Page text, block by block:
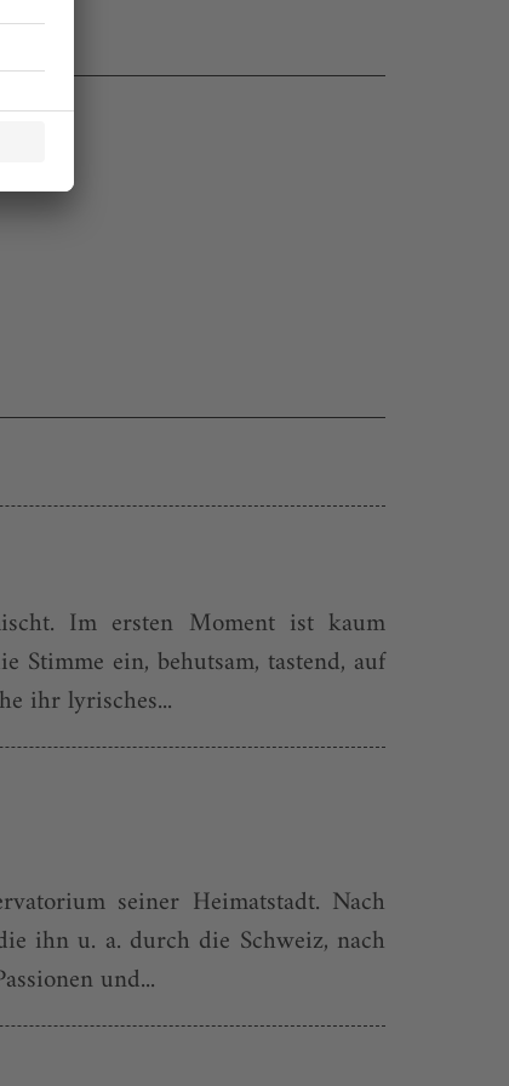
Im ersten Moment ist kaum
Stimme ein, behutsam, tastend, auf
ihr lyrisches...
seiner Heimatstadt. Nach
ihn u. a. durch die Schweiz, nach
und...